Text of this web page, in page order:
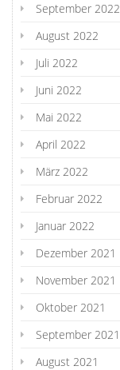
September 2022
August 2022
Juli 2022
Juni 2022
Mai 2022
April 2022
März 2022
Februar 2022
Januar 2022
Dezember 2021
November 2021
Oktober 2021
September 2021
August 2021